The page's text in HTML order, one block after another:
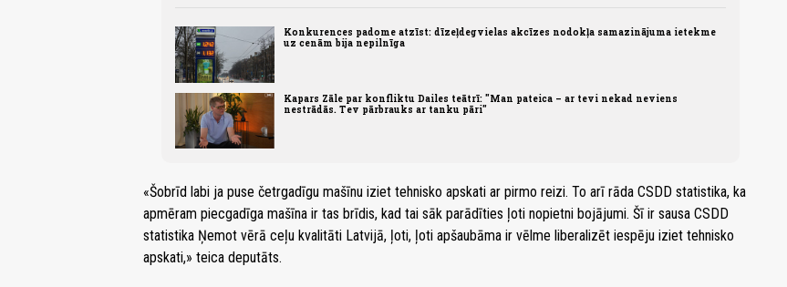
Konkurences padome atzīst: dīzeļdegvielas akcīzes nodokļa samazinājuma ietekme
uz cenām bija nepilnīga
Kapars Zāle par konfliktu Dailes teātrī: "Man pateica – ar tevi nekad neviens
nestrādās. Tev pārbrauks ar tanku pāri"
«Šobrīd labi ja puse četrgadīgu mašīnu iziet tehnisko apskati ar pirmo reizi. To arī rāda CSDD statistika, ka
apmēram piecgadīga mašīna ir tas brīdis, kad tai sāk parādīties ļoti nopietni bojājumi. Šī ir sausa CSDD
statistika Ņemot vērā ceļu kvalitāti Latvijā, ļoti, ļoti apšaubāma ir vēlme liberalizēt iespēju iziet tehnisko
apskati,» teica deputāts.